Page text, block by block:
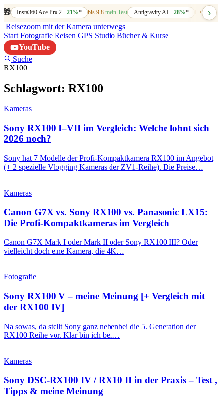
🎁 Insta360 Ace Pro 2−21%* bis 9.8.mein Test Antigravity A1 −28%* bis 7.8.
›
Reisezoom mit der Kamera unterwegs
Start Fotografie Reisen GPS Studio Bücher & Kurse
YouTube
Suche
RX100
Schlagwort: RX100
Kameras
Sony RX100 I–VII im Vergleich: Welche lohnt sich
2026 noch?
Sony hat 7 Modelle der Profi-Kompaktkamera RX100 im Angebot
(+ 2 spezielle Vlogging Kameras der ZV1-Reihe). Die Preise…
Kameras
Canon G7X vs. Sony RX100 vs. Panasonic LX15:
Die Profi-Kompaktkameras im Vergleich
Canon G7X Mark I oder Mark II oder Sony RX100 III? Oder
vielleicht doch eine Kamera, die 4K…
Fotografie
Sony RX100 V – meine Meinung [+ Vergleich mit
der RX100 IV]
Na sowas, da stellt Sony ganz nebenbei die 5. Generation der
RX100 Reihe vor. Klar bin ich bei…
Kameras
Sony DSC-RX100 IV / RX10 II in der Praxis – Test ,
Tipps & meine Meinung